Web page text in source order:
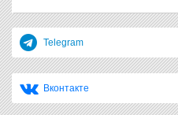
Telegram
Вконтакте